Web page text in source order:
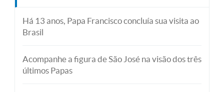
Há 13 anos, Papa Francisco concluía sua visita ao
Brasil
Acompanhe a figura de São José na visão dos três
últimos Papas